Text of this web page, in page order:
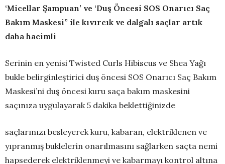
‘Micellar Şampuan’ ve ‘Duş Öncesi SOS Onarıcı Saç
Bakım Maskesi” ile kıvırcık ve dalgalı saçlar artık
daha hacimli
Serinin en yenisi Twisted Curls Hibiscus ve Shea Yağı
bukle belirginleştirici duş öncesi SOS Onarıcı Saç Bakım
Maskesi’ni duş öncesi kuru saça bakım maskesini
saçınıza uygulayarak 5 dakika beklettiğinizde
saçlarınızı besleyerek kuru, kabaran, elektriklenen ve
yıpranmış buklelerin onarılmasını sağlarken saçta nemi
hapsederek elektriklenmeyi ve kabarmayı kontrol altına